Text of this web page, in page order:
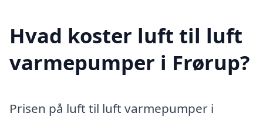
Hvad koster luft til luft
varmepumper i Frørup?
Prisen på luft til luft varmepumper i